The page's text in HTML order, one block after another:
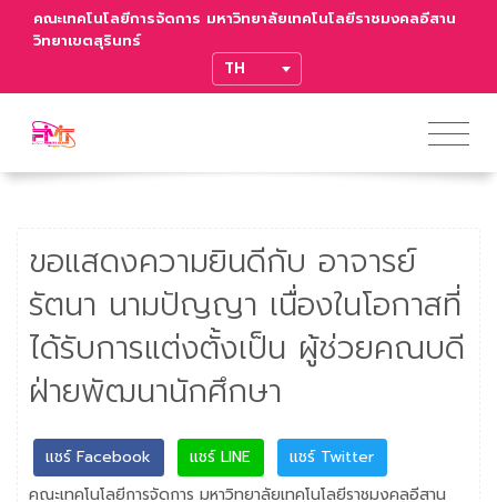
คณะเทคโนโลยีการจัดการ มหาวิทยาลัยเทคโนโลยีราชมงคลอีสาน
วิทยาเขตสุรินทร์
TRANSLATE
ขอแสดงความยินดีกับ อาจารย์
รัตนา นามปัญญา เนื่องในโอกาสที่
ได้รับการแต่งตั้งเป็น ผู้ช่วยคณบดี
ฝ่ายพัฒนานักศึกษา
แชร์ Facebook แชร์ LINE
แชร์ Twitter
คณะเทคโนโลยีการจัดการ มหาวิทยาลัยเทคโนโลยีราชมงคลอีสาน